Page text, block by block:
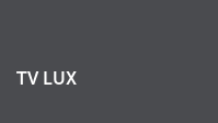
TV LUX